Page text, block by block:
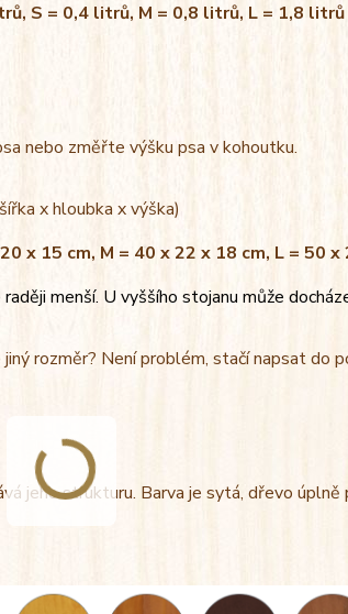
S = 0,4 litrů, M = 0,8 litrů, L = 1,8
nebo změřte výšku psa v kohoutku.
x hloubka x výška)
x 15 cm, M = 40 x 22 x 18 cm, L = 50
menší. U vyššího stojanu může
rozměr? Není problém, stačí napsat do
jeho strukturu. Barva je sytá, dřevo úplně